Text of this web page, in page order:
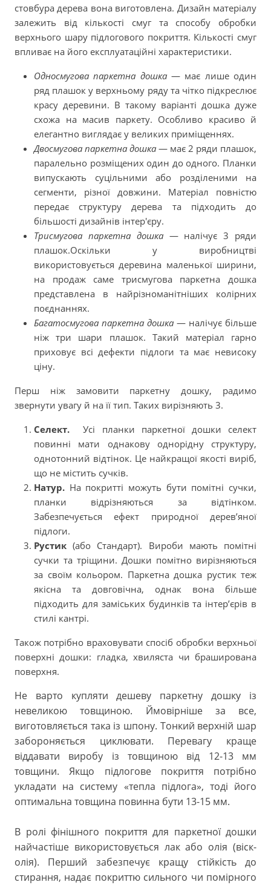
стовбура дерева вона виготовлена. Дизайн матеріалу
залежить від кількості смуг та способу обробки
верхнього шару підлогового покриття. Кількості смуг
впливає на його експлуатаційні характеристики.
Односмугова паркетна дошка — має лише один
ряд плашок у верхньому ряду та чітко підкреслює
красу деревини. В такому варіанті дошка дуже
схожа на масив паркету. Особливо красиво й
елегантно виглядає у великих приміщеннях.
Двосмугова паркетна дошка — має 2 ряди плашок,
паралельно розміщених один до одного. Планки
випускають суцільними або розділеними на
сегменти, різної довжини. Матеріал повністю
передає структуру дерева та підходить до
більшості дизайнів інтер'єру.
Трисмугова паркетна дошка — налічує 3 ряди
плашок.Оскільки у виробництві
використовується деревина маленької ширини,
на продаж саме трисмугова паркетна дошка
представлена в найрізноманітніших колірних
поєднаннях.
Багатосмугова паркетна дошка — налічує більше
ніж три шари плашок. Такий матеріал гарно
приховує всі дефекти підлоги та має невисоку
ціну.
Перш ніж замовити паркетну дошку, радимо
звернути увагу й на її тип. Таких вирізняють 3.
Селект. Усі планки паркетної дошки селект
повинні мати однакову однорідну структуру,
однотонний відтінок. Це найкращої якості виріб,
що не містить сучків.
Натур. На покритті можуть бути помітні сучки,
планки відрізняються за відтінком.
Забезпечується ефект природної дерев’яної
підлоги.
Рустик(або Стандарт). Вироби мають помітні
сучки та тріщини. Дошки помітно вирізняються
за своїм кольором. Паркетна дошка рустик теж
якісна та довговічна, однак вона більше
підходить для заміських будинків та інтер’єрів в
стилі кантрі.
Також потрібно враховувати спосіб обробки верхньої
поверхні дошки: гладка, хвиляста чи браширована
поверхня.
Не варто купляти дешеву паркетну дошку із
невеликою товщиною. Ймовірніше за все,
виготовляється така із шпону. Тонкий верхній шар
забороняється циклювати. Перевагу краще
віддавати виробу із товщиною від 12-13 мм
товщини. Якщо підлогове покриття потрібно
укладати на систему «тепла підлога», тоді його
оптимальна товщина повинна бути 13-15 мм.
В ролі фінішного покриття для паркетної дошки
найчастіше використовується лак або олія (віск-
олія). Перший забезпечує кращу стійкість до
стирання, надає покриттю сильного чи помірного